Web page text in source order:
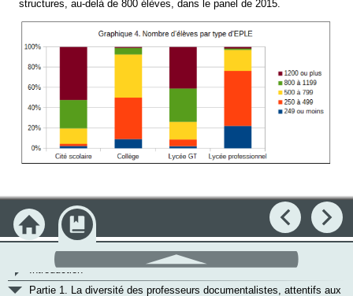
structures, au-delà de 800 élèves, dans le panel de 2015.
Précédent
Introduction
Partie 1. La diversité des professeurs documentalistes, attentifs aux
Accueil Module